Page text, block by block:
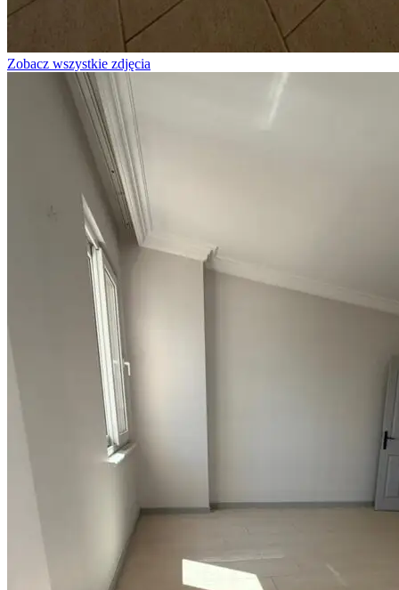
Zobacz wszystkie zdjęcia